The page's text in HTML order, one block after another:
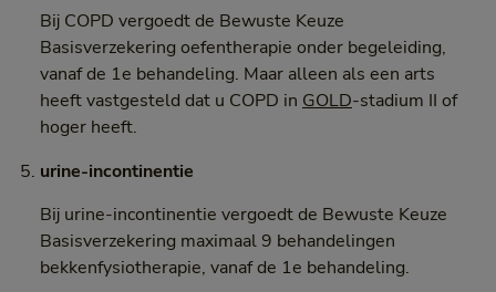
Bij COPD vergoedt de Bewuste Keuze
Basisverzekering oefentherapie onder begeleiding,
vanaf de 1e behandeling. Maar alleen als een arts
heeft vastgesteld dat u COPD in GOLD-stadium II of
hoger heeft.
urine-incontinentie
Bij urine-incontinentie vergoedt de Bewuste Keuze
Basisverzekering maximaal 9 behandelingen
bekkenfysiotherapie, vanaf de 1e behandeling.